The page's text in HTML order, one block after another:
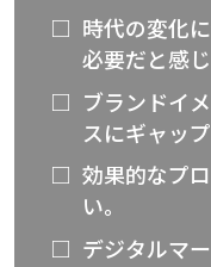
時代の変化
必要だと感じ
ブランドイ
スにギャップ
効果的なプ
い。
デジタルマ